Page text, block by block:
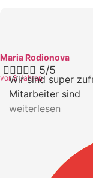
Maria Rodionova
vor 3 Jahren
 5/5
Wir sind super
Mitarbeiter sind
weiterlesen